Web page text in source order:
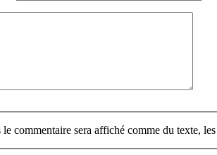
commentaire sera affiché comme du texte,